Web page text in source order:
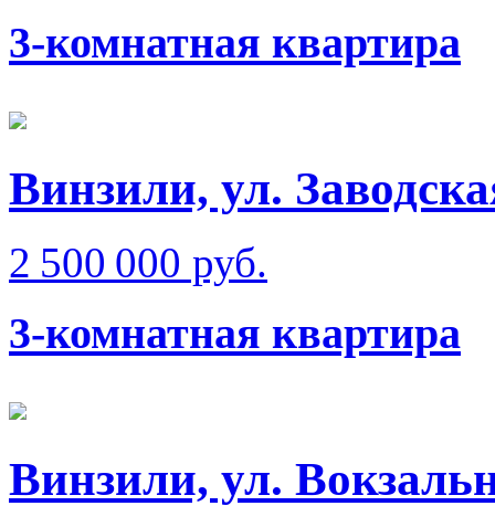
3-комнатная квартира
Винзили, ул.
2 500 000 руб.
3-комнатная квартира
Винзили, ул.